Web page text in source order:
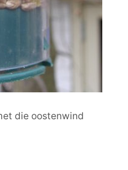
die oostenwind